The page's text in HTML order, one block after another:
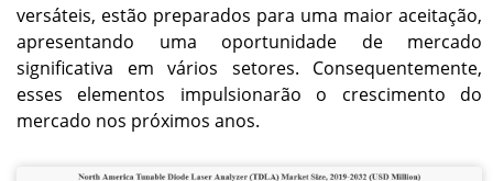
versáteis, estão preparados para uma maior aceitação,
apresentando uma oportunidade de mercado
significativa em vários setores. Consequentemente,
esses elementos impulsionarão o crescimento do
mercado nos próximos anos.